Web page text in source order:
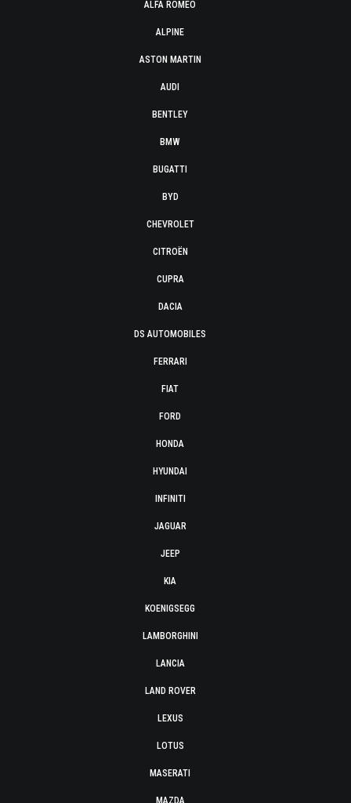
ALFA ROMEO
ALPINE
ASTON MARTIN
AUDI
BENTLEY
BMW
BUGATTI
BYD
CHEVROLET
CITROËN
CUPRA
DACIA
DS AUTOMOBILES
FERRARI
FIAT
FORD
HONDA
HYUNDAI
INFINITI
JAGUAR
JEEP
KIA
KOENIGSEGG
LAMBORGHINI
LANCIA
LAND ROVER
LEXUS
LOTUS
MASERATI
MAZDA